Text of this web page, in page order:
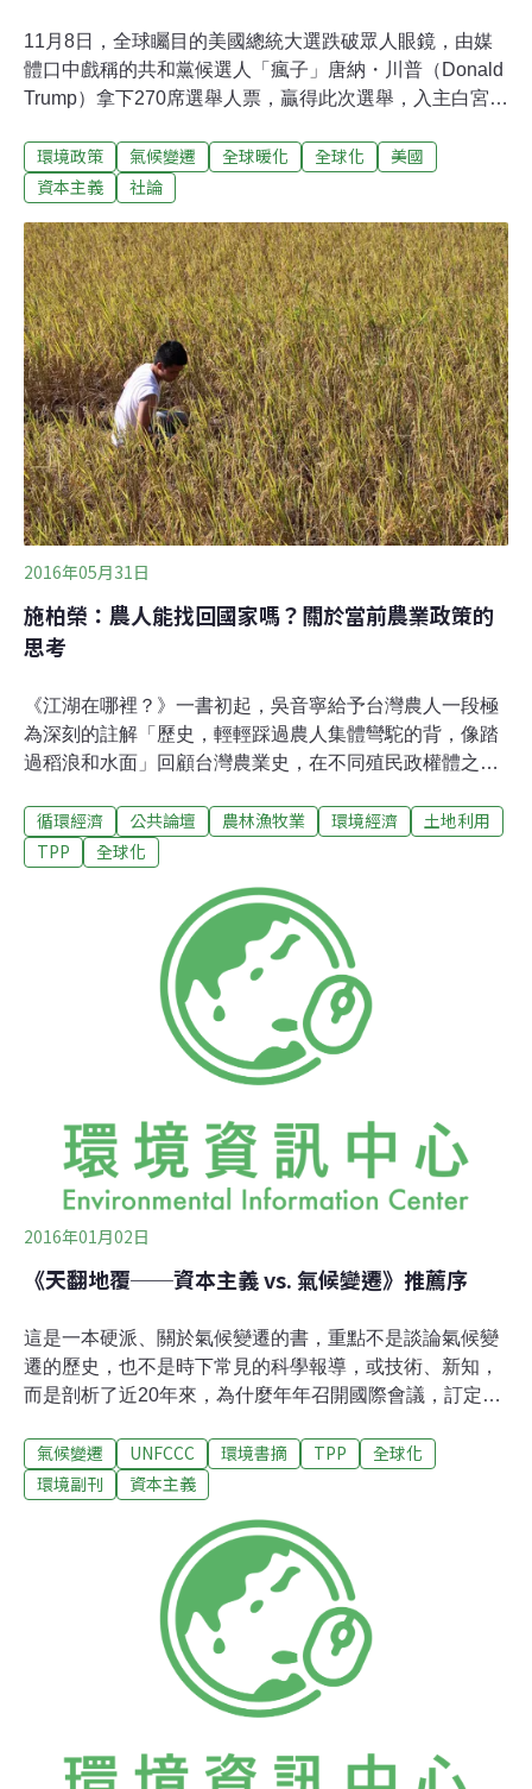
11月8日，全球矚目的美國總統大選跌破眾人眼鏡，由媒
體口中戲稱的共和黨候選人「瘋子」唐納・川普（Donald
Trump）拿下270席選舉人票，贏得此次選舉，入主白宮。
盪，眾人擔心川普代表的保守派價值觀，將帶領美國、影
響世界走向「末日」，而這樣的擔憂，也出現在環境面
普，多次大剌剌地表示，「全球暖化的概念，是中國捏造
的！」甚至一旦當選就要讓美國退出《巴黎協定》、撤回
所有歐巴馬政府的環境政策，包括被他形容為「愚蠢」的
《潔淨電力計畫》。在這些言論背後，川普提出的理由
是：「不能因為環保，而摧毀了經濟！」選後，科學家和
環保團體紛紛表示失望與憂心。美國賓州大學氣象學教授
曼恩（Michael Mann）告訴《獨立報》，若川普兌現選前
的發言，那「地球就玩完了」。綠色和平組織首席科學家
帕爾（Doug Parr）
環境政策 氣候變遷 全球暖化 全球化
美國
資本主義
社論
2016年05月31日
施柏榮：農人能找回國家嗎？關於當前農業政策的
思考
《江湖在哪裡？》一書初起，吳音寧給予台灣農人一段極
為深刻的註解「歷史，輕輕踩過農人集體彎駝的背，像踏
過稻浪和水面」回顧台灣農業史，在不同殖民政權體之
「由農轉工」的時期之中，為「初級工業」提供極為廉價
的原料與土地，甚至在國土養育思考上，農地的存在，相
間。稻米保價收購制度，保護稻農也保護台灣糧食安全。
為了參與全球貿易，這項保障措施遭受質疑。攝影：廖靜
蕙。2016年5月，農委會針對1974年實施迄今的「稻米保
價收購制度」提出了改革，預計藉由今年度二期稻作為試
辦為「所得直接給付」和「保價收購」雙軌併行制，當前
對此改革的主要論述有二：第一，保價收購制度，是種政
策干預的手法，而長期以來政府的收購支出，有進一步撙
糧商可以在其中進行操作，而糧商成為保價收購制度
循環經濟 公共論壇 農林漁牧業 環境經濟
土地利用
TPP
全球化
2016年01月02日
《天翻地覆──資本主義 vs. 氣候變遷》推薦序
這是一本硬派、關於氣候變遷的書，重點不是談論氣候變
遷的歷史，也不是時下常見的科學報導，或技術、新知，
而是剖析了近20年來，為什麼年年召開國際會議，訂定各
仍然有增無減，氣候變遷的速度只有更快，沒有最快？！
我投入環境保護的工作，不知不覺也超過20年。從台灣還
的努力，國家公園設立了，關渡自然公園委託給鳥會管
理，保育、賞鳥取代了野味進補的習慣；民間團體偶爾能
成功阻擋全國各地工業區過度開發、垃圾回收取代掩埋或
單一焚化的作法……等。但是，面對氣候變遷，我們竟然
陷入了前所未有的困境。因為，至今所有環境保護行動，
不能說沒有成果。但是，所有科學証據，卻都告訴我們暖
化的趨勢完全沒有減緩的跡象。這是一件多麼令人沮喪的
況會更加嚴重。但是，按照目前的狀況發展下去，人類
氣候變遷 UNFCCC 環境書摘 TPP
全球化
環境副刊
資本主義